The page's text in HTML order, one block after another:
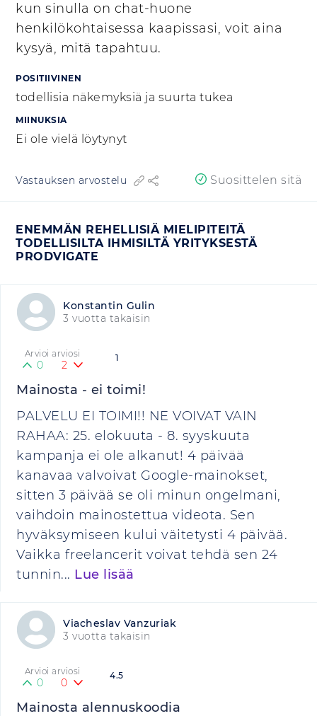
kun sinulla on chat-huone
henkilökohtaisessa kaapissasi, voit aina
kysyä, mitä tapahtuu.
POSITIIVINEN
todellisia näkemyksiä ja suurta tukea
MIINUKSIA
Ei ole vielä löytynyt
Vastauksen arvostelu Suosittelen sitä
ENEMMÄN REHELLISIÄ MIELIPITEITÄ
TODELLISILTA IHMISILTÄ YRITYKSESTÄ
PRODVIGATE
Konstantin Gulin
3 vuotta takaisin
1
Arvioi arviosi
0 2
Mainosta - ei toimi!
PALVELU EI TOIMI!! NE VOIVAT VAIN
RAHAA: 25. elokuuta - 8. syyskuuta
kampanja ei ole alkanut! 4 päivää
kanavaa valvoivat Google-mainokset,
sitten 3 päivää se oli minun ongelmani,
vaihdoin mainostettua videota. Sen
hyväksymiseen kului väitetysti 4 päivää.
Vaikka freelancerit voivat tehdä sen 24
tunnin... Lue lisää
Viacheslav Vanzuriak
3 vuotta takaisin
4.5
Arvioi arviosi
0 0
Mainosta alennuskoodia